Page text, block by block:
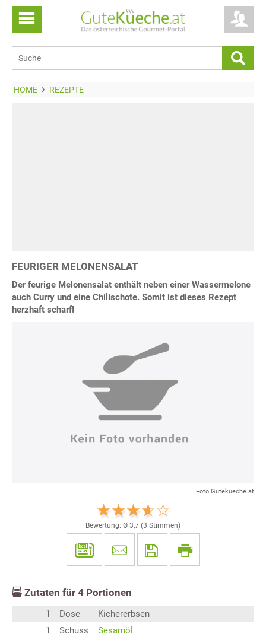
HOME REZEPTE
FEURIGER MELONENSALAT
Der feurige Melonensalat enthält neben einer Wassermelone
auch Curry und eine Chilischote. Somit ist dieses Rezept
herzhaft scharf!
Foto Gutekueche.at
Bewertung: Ø 3,7 (3 Stimmen)
Zutaten für 4 Portionen
1 Dose
Kichererbsen
1
Schuss
Sesamöl